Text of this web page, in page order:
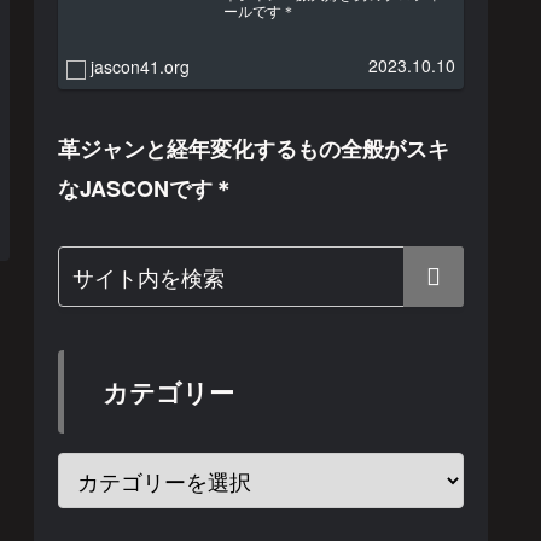
ールです＊
jascon41.org 2023.10.10
革ジャンと経年変化するもの全般がスキ
なJASCONです＊
カテゴリー